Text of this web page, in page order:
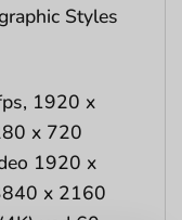
Styles
1920 x
x 720
1920 x
x 2160